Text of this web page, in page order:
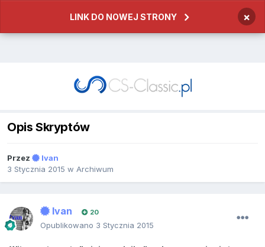
LINK DO NOWEJ STRONY ×
Opis Skryptów
Przez
Ivan
3 Stycznia 2015 w Archiwum
Ivan 20
Opublikowano 3 Stycznia 2015